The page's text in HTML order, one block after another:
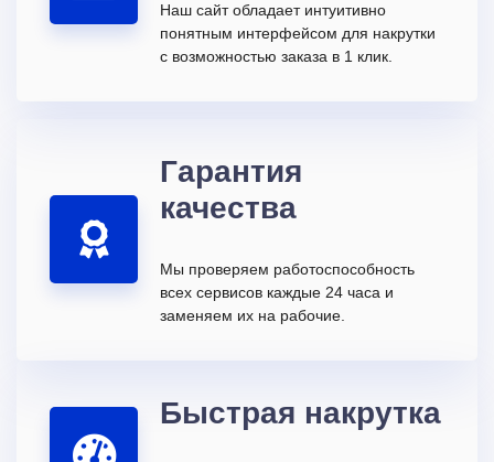
Наш сайт обладает интуитивно
понятным интерфейсом для накрутки
с возможностью заказа в 1 клик.
Гарантия
качества
Мы проверяем работоспособность
всех сервисов каждые 24 часа и
заменяем их на рабочие.
Быстрая накрутка